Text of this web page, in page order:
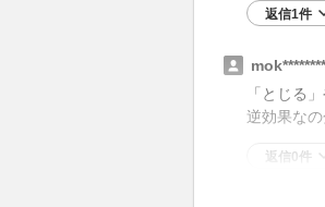
返信1件
mok********
「とじる
逆効果な
返信0件